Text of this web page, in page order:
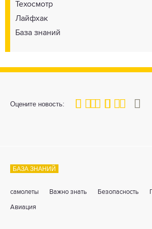
Техосмотр
Лайфхак
База знаний
Оцените новость:
80
1 3 4 5
БАЗА ЗНАНИЙ
самолеты Важно знать Безопасность
Авиация